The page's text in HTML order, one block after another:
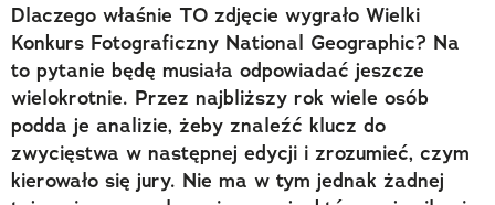
Polecane
Dlaczego właśnie TO zdjęcie wygrało Wielki
Konkurs Fotograficzny National Geographic? Na
to pytanie będę musiała odpowiadać jeszcze
wielokrotnie. Przez najbliższy rok wiele osób
podda je analizie, żeby znaleźć klucz do
zwycięstwa w następnej edycji i zrozumieć, czym
kierowało się jury. Nie ma w tym jednak żadnej